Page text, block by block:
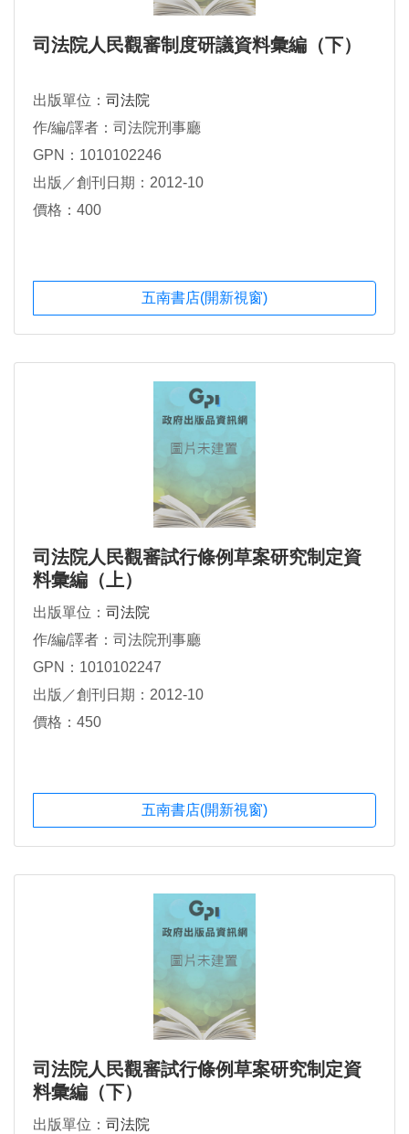
司法院人民觀審制度研議資料彙編（下）
出版單位： 司法院
作/編/譯者：司法院刑事廳
GPN：1010102246
出版／創刊日期：2012-10
價格：400
五南書店(開新視窗)
司法院人民觀審試行條例草案研究制定資
料彙編（上）
出版單位： 司法院
作/編/譯者：司法院刑事廳
GPN：1010102247
出版／創刊日期：2012-10
價格：450
五南書店(開新視窗)
司法院人民觀審試行條例草案研究制定資
料彙編（下）
出版單位： 司法院